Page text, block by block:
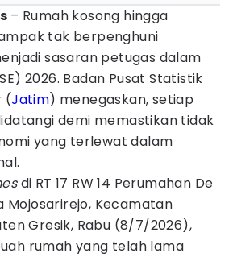
– Rumah kosong hingga
tak berpenghuni
sasaran petugas dalam
2026. Badan Pusat Statistik
(Jatim) menegaskan, setiap
demi memastikan tidak
yang terlewat dalam
di RT 17 RW 14 Perumahan De
Mojosarirejo, Kecamatan
Gresik, Rabu (8/7/2026),
rumah yang telah lama